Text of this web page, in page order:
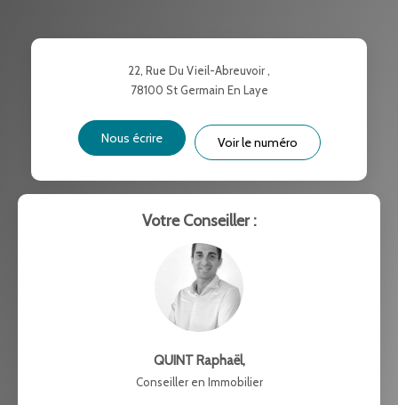
VOITURE
RÉSULTATS DES LYCÉES ECOLES ET CRÈCHES
RESTAURANTS ET CAFÉS COMMERCES
22, Rue Du Vieil-Abreuvoir ,
78100 St Germain En Laye
Nous écrire Voir le numéro
Votre Conseiller :
QUINT Raphaël,
Conseiller en Immobilier